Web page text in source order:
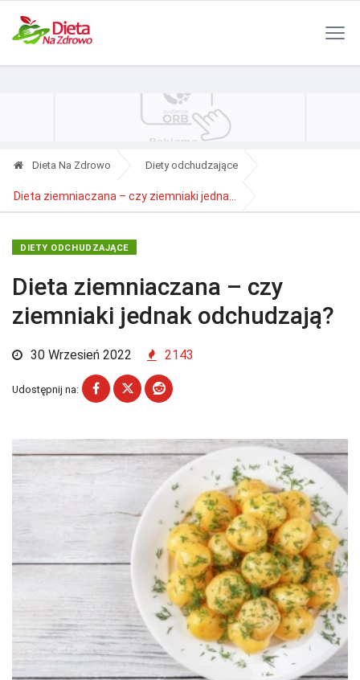
Dieta Na Zdrowo Diety odchudzające
Dieta ziemniaczana – czy ziemniaki jedna...
DIETY ODCHUDZAJĄCE
Dieta ziemniaczana – czy
ziemniaki jednak odchudzają?
30 Wrzesień 2022 2143
Udostępnij na: